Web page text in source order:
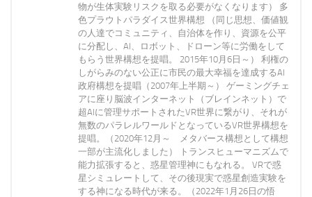
物が生体実験リスクを取る必要がなくなります） 多
色プラウトパラダイス世界構想 （同じ思想、価値観
の人達でコミュニティ、自治体を作り、資源を公平
に分配し、AI、ロボット、ドローン等に労働をして
もらう世界構想を提唱。 2015年10月6日～） 利権の
しがらみのない公正に市民の最大幸福を達成するAI
政府構想を提唱（2007年上半期～） ゲーミングチェ
アに座り脳波インターネット（ブレインネット）で
超AIに管理サポートされたVR世界に繋がり、それが
無数のパラレルワールドとなっているVR世界構想を
提唱。（2020年12月～ メタバース構想として構想
一部が主流化しました） トランスヒューマニズムで
能力拡張すると、惑星管理神にもなれる。 VRで惑
星シミュレートして、その後現実で惑星創造実験を
する神になる時代が来る。（2022年1月26日の悟